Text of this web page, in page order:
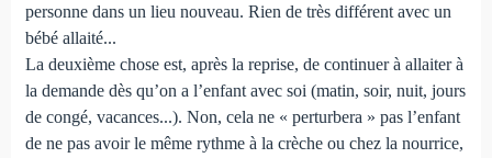
personne dans un lieu nouveau. Rien de très différent avec un
bébé allaité...
La deuxième chose est, après la reprise, de continuer à allaiter à
la demande dès qu’on a l’enfant avec soi (matin, soir, nuit, jours
de congé, vacances...). Non, cela ne « perturbera » pas l’enfant
de ne pas avoir le même rythme à la crèche ou chez la nourrice,